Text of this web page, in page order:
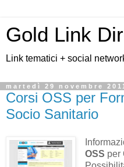
Gold Link
Link tematici + social
martedì 29 novembre 2011
Corsi OSS per
Socio Sanitario
OSS per